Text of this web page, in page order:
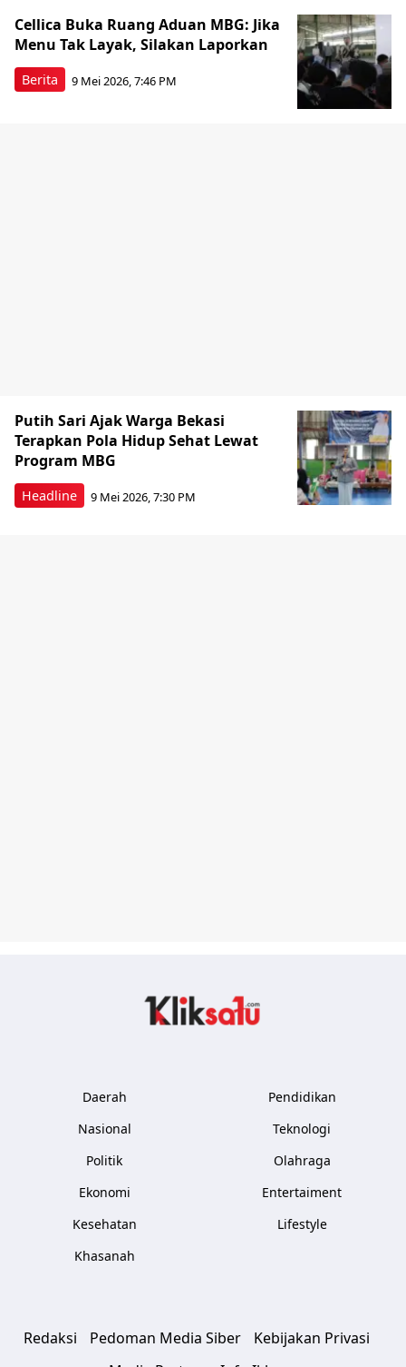
Berita
Cellica Buka Ruang Aduan MBG: Jika
Menu Tak Layak, Silakan Laporkan
9 Mei 2026, 7:46 PM
Headline
Putih Sari Ajak Warga Bekasi
Terapkan Pola Hidup Sehat Lewat
Program MBG
9 Mei 2026, 7:30 PM
Daerah
Nasional
Politik
Ekonomi
Kesehatan
Khasanah
Pendidikan
Teknologi
Olahraga
Entertaiment
Lifestyle
Redaksi Pedoman Media Siber
Kebijakan Privasi